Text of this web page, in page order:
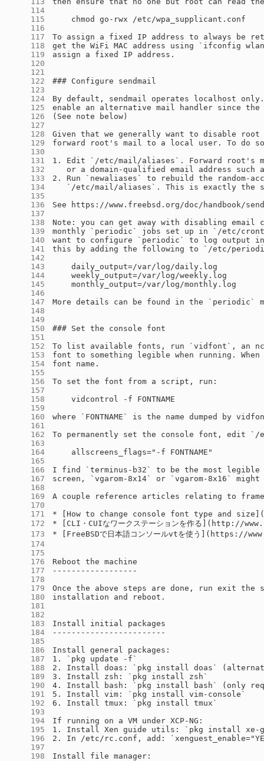
    114
    115
    116
    117
    118
    119
    120
    121
    122
    123
    124
    125
    126
    127
    128
    129
    130
    131
    132
    133
    134
    135
    136
    137
    138
    139
    140
    141
    142
    143
    144
    145
    146
    147
    148
    149
    150
    151
    152
    153
    154
    155
    156
    157
    158
    159
    160
    161
    162
    163
    164
    165
    166
    167
    168
    169
    170
    171
    172
    173
    174
    175
    176
    177
    178
    179
    180
    181
    182
    183
    184
    185
    186
    187
    188
    189
    190
    191
    192
    193
    194
    195
    196
    197
    198